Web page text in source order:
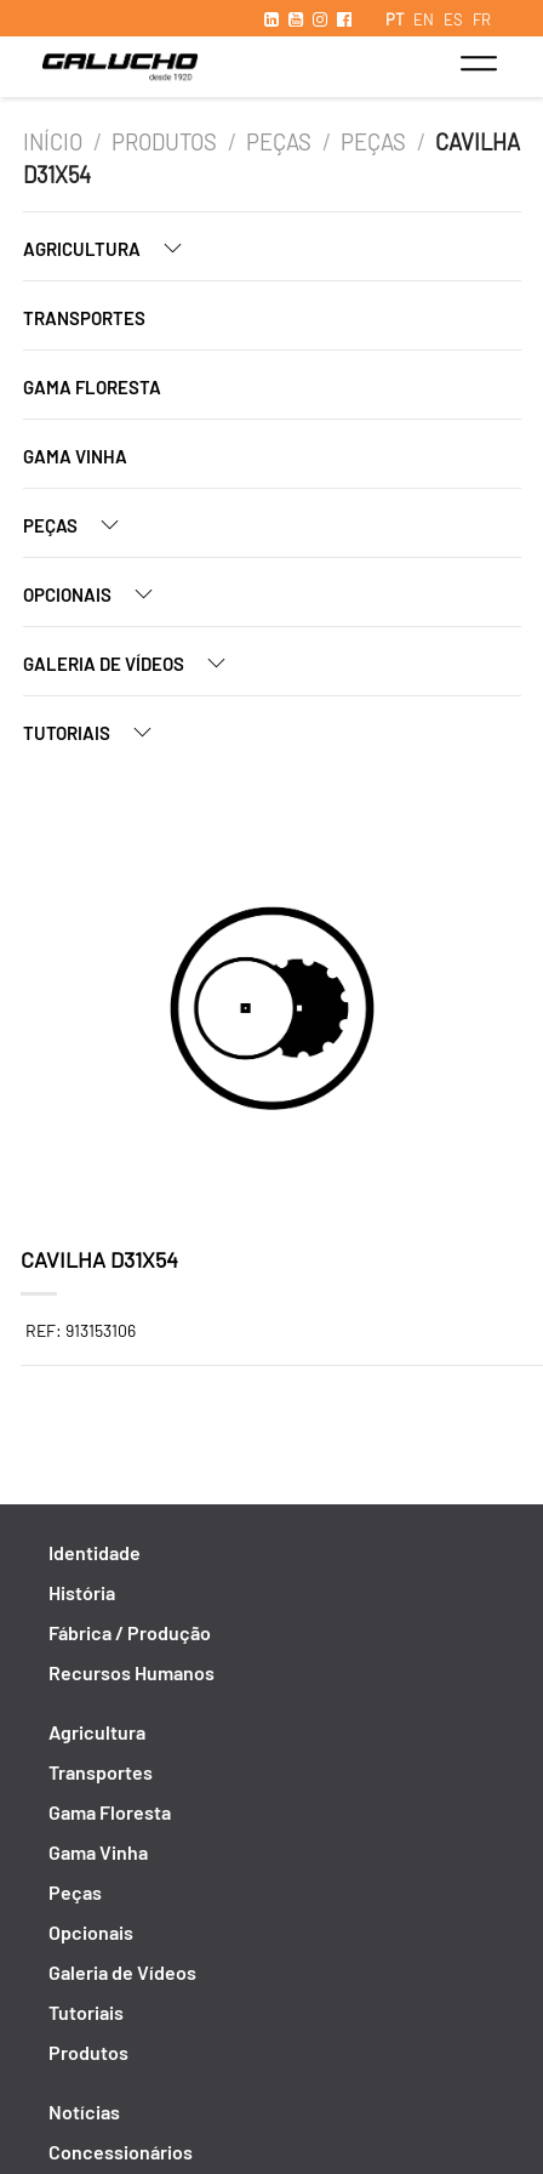
PT EN ES FR
INÍCIO / PRODUTOS / PEÇAS / PEÇAS / CAVILHA
D31X54
AGRICULTURA
TRANSPORTES
GAMA FLORESTA
GAMA VINHA
PEÇAS
OPCIONAIS
GALERIA DE VÍDEOS
TUTORIAIS
CAVILHA D31X54
REF: 913153106
Identidade
História
Fábrica / Produção
Recursos Humanos
Agricultura
Transportes
Gama Floresta
Gama Vinha
Peças
Opcionais
Galeria de Vídeos
Tutoriais
Produtos
Notícias
Concessionários